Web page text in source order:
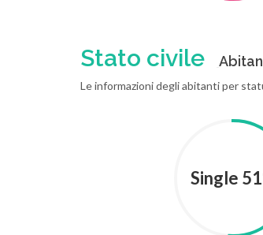
Stato civile
Le informazioni degli abitanti per
Single